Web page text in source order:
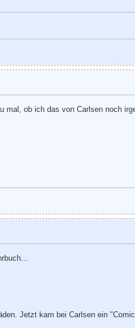
ob ich das von Carlsen noch
Jetzt kam bei Carlsen ein